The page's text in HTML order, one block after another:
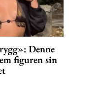
Denne
figuren sin